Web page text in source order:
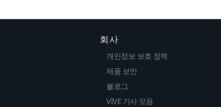
회사
개인정보 보호 정책
제품 보안
블로그
VIVE 기사 모음